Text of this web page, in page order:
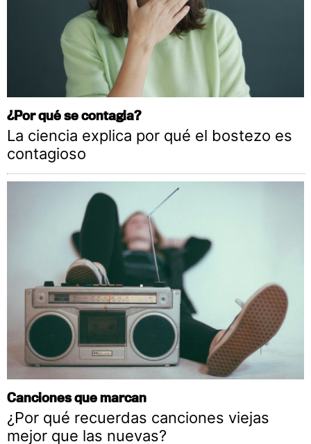
¿Por qué se contagia?
La ciencia explica por qué el bostezo es
contagioso
Canciones que marcan
¿Por qué recuerdas canciones viejas
mejor que las nuevas?